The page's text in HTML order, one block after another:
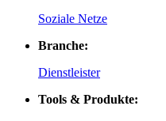
Soziale Netze
Branche:
Dienstleister
Tools & Produkte: